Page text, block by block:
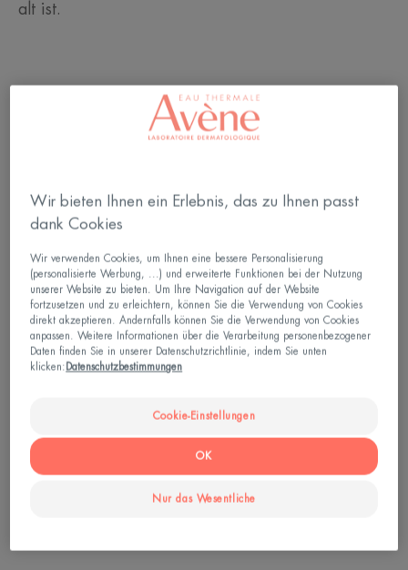
alt ist.
Wir bieten Ihnen ein Erlebnis, das zu Ihnen passt
dank Cookies
Wir verwenden Cookies, um Ihnen eine bessere Personalisierung
(personalisierte Werbung, ...) und erweiterte Funktionen bei der Nutzung
unserer Website zu bieten. Um Ihre Navigation auf der Website
fortzusetzen und zu erleichtern, können Sie die Verwendung von Cookies
direkt akzeptieren. Andernfalls können Sie die Verwendung von Cookies
anpassen. Weitere Informationen über die Verarbeitung personenbezogener
Daten finden Sie in unserer Datenschutzrichtlinie, indem Sie unten
klicken: Datenschutzbestimmungen
Cookie-Einstellungen
Nur das Wesentliche
OK